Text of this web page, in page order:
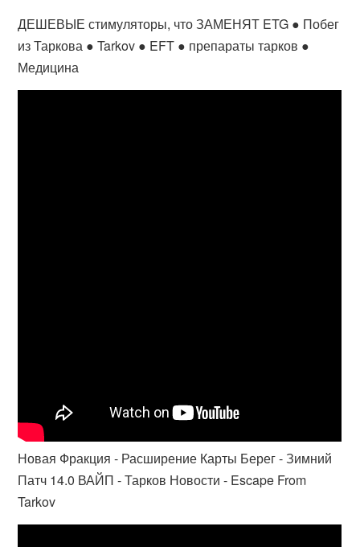
ДЕШЕВЫЕ стимуляторы, что ЗАМЕНЯТ ETG ● Побег
из Таркова ● Tarkov ● EFT ● препараты тарков ●
Медицина
Новая Фракция - Расширение Карты Берег - Зимний
Патч 14.0 ВАЙП - Тарков Новости - Escape From
Tarkov